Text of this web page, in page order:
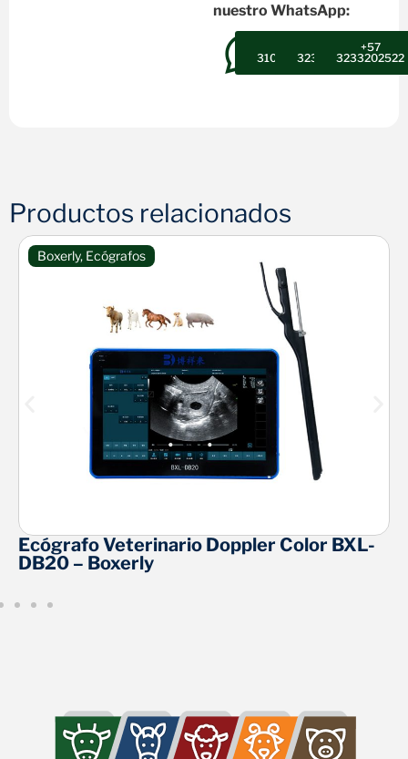
nuestro WhatsApp:
31026079473232302496
+57
3233202522
Productos relacionados
Boxerly Ecógrafos
Ecógrafo Veterinario Doppler Color
DZ20 – Boxerly